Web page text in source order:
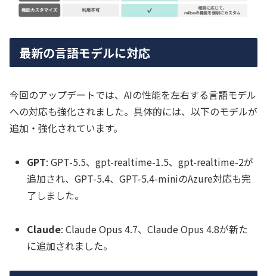
最新の言語モデルに対応
今回のアップデートでは、AIの性能を左右する言語モデル
への対応も強化されました。具体的には、以下のモデルが
追加・強化されています。
GPT: GPT-5.5、gpt-realtime-1.5、gpt-realtime-2が
追加され、GPT-5.4、GPT-5.4-miniのAzure対応も完
了しました。
Claude: Claude Opus 4.7、Claude Opus 4.8が新た
に追加されました。